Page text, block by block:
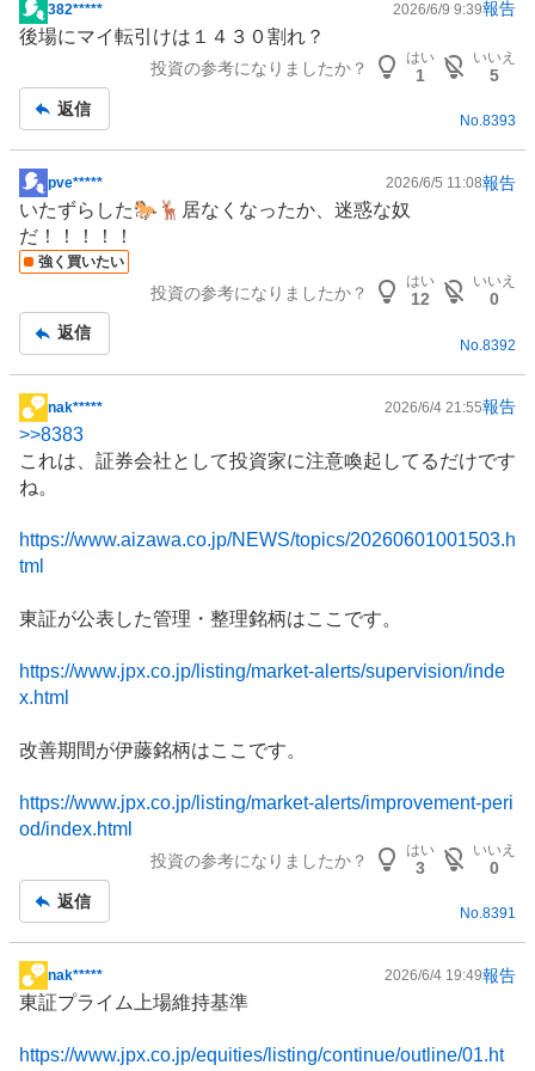
掲
示
事
382***** 2026/6/9 9:39報告
後場にマイ転引けは１４３０割れ？
投資の参考になりましたか？
はい
1
いいえ
5
返信
No.8393
掲
示
板
記
pve***** 2026/6/5 11:08報告
いたずらした🐎🦌居なくなったか、迷惑な奴
だ！！！！！
強く買いたい
投資の参考になりましたか？
はい
12
いいえ
0
返信
No. 8392
掲
示
板
記
nak***** 2026/6/4 21:55報告
>>8383
これは、証券会社として投資家に注意喚起してるだけです
ね。
https://www.aizawa.co.jp/NEWS/topics/20260601001503.h
tml
東証が公表した管理・整理銘柄はここです。
https://www.jpx.co.jp/listing/market-alerts/supervision/inde
x.html
改善期間が伊藤銘柄はここです。
https://www.jpx.co.jp/listing/market-alerts/improvement-peri
od/index.html
投資の参考になりましたか？
はい
3
いいえ
0
返信
No.8391
掲
示
記
nak***** 2026/6/4 19:49報告
東証プライム上場維持基準
https://www.jpx.co.jp/equities/listing/continue/outline/01.ht